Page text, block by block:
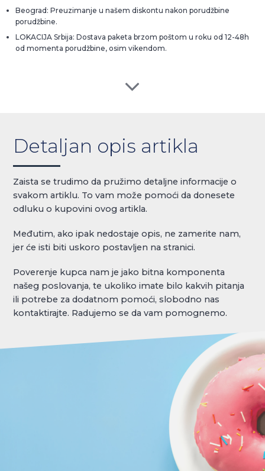
Beograd: Preuzimanje u našem diskontu nakon porudžbine
porudžbine.
LOKACIJA Srbija: Dostava paketa brzom poštom u roku od 12-48h
od momenta porudžbine, osim vikendom.
Detaljan opis artikla
Zaista se trudimo da pružimo detaljne informacije o
svakom artiklu. To vam može pomoći da donesete
odluku o kupovini ovog artikla.
Međutim, ako ipak nedostaje opis, ne zamerite nam,
jer će isti biti uskoro postavljen na stranici.
Poverenje kupca nam je jako bitna komponenta
našeg poslovanja, te ukoliko imate bilo kakvih pitanja
ili potrebe za dodatnom pomoći, slobodno nas
kontaktirajte. Radujemo se da vam pomognemo.